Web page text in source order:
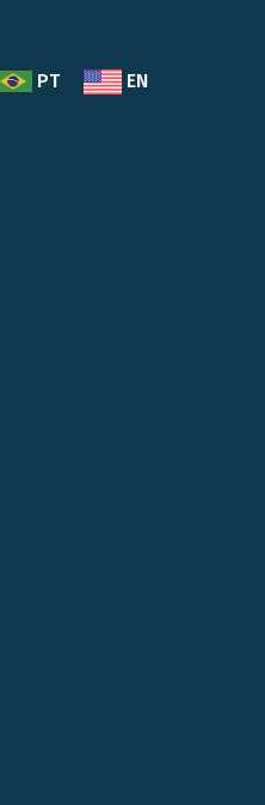
PT EN